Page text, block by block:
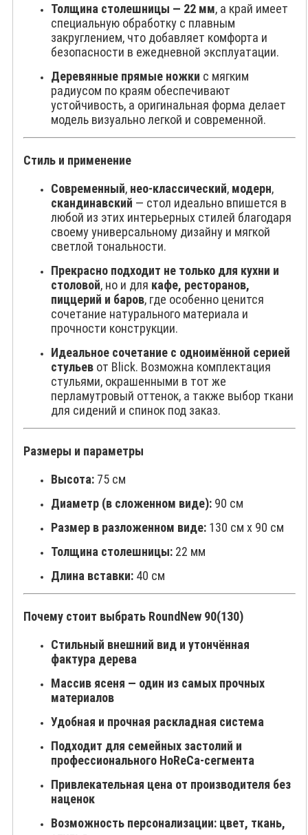
Толщина столешницы — 22 мм, а край имеет
специальную обработку с плавным
закруглением, что добавляет комфорта и
безопасности в ежедневной эксплуатации.
Деревянные прямые ножки с мягким
радиусом по краям обеспечивают
устойчивость, а оригинальная форма делает
модель визуально легкой и современной.
Стиль и применение
Современный, нео-классический, модерн,
скандинавский — стол идеально впишется в
любой из этих интерьерных стилей благодаря
своему универсальному дизайну и мягкой
светлой тональности.
Прекрасно подходит не только для кухни и
столовой, но и для кафе, ресторанов,
пиццерий и баров, где особенно ценится
сочетание натурального материала и
прочности конструкции.
Идеальное сочетание с одноимённой серией
стульев от Blick. Возможна комплектация
стульями, окрашенными в тот же
перламутровый оттенок, а также выбор ткани
для сидений и спинок под заказ.
Размеры и параметры
Высота: 75 см
Диаметр (в сложенном виде): 90 см
Размер в разложенном виде: 130 см x 90 см
Толщина столешницы: 22 мм
Длина вставки: 40 см
Почему стоит выбрать RoundNew 90(130)
Стильный внешний вид и утончённая
фактура дерева
Массив ясеня — один из самых прочных
материалов
Удобная и прочная раскладная система
Подходит для семейных застолий и
профессионального HoReCa-сегмента
Привлекательная цена от производителя без
наценок
Возможность персонализации: цвет, ткань,